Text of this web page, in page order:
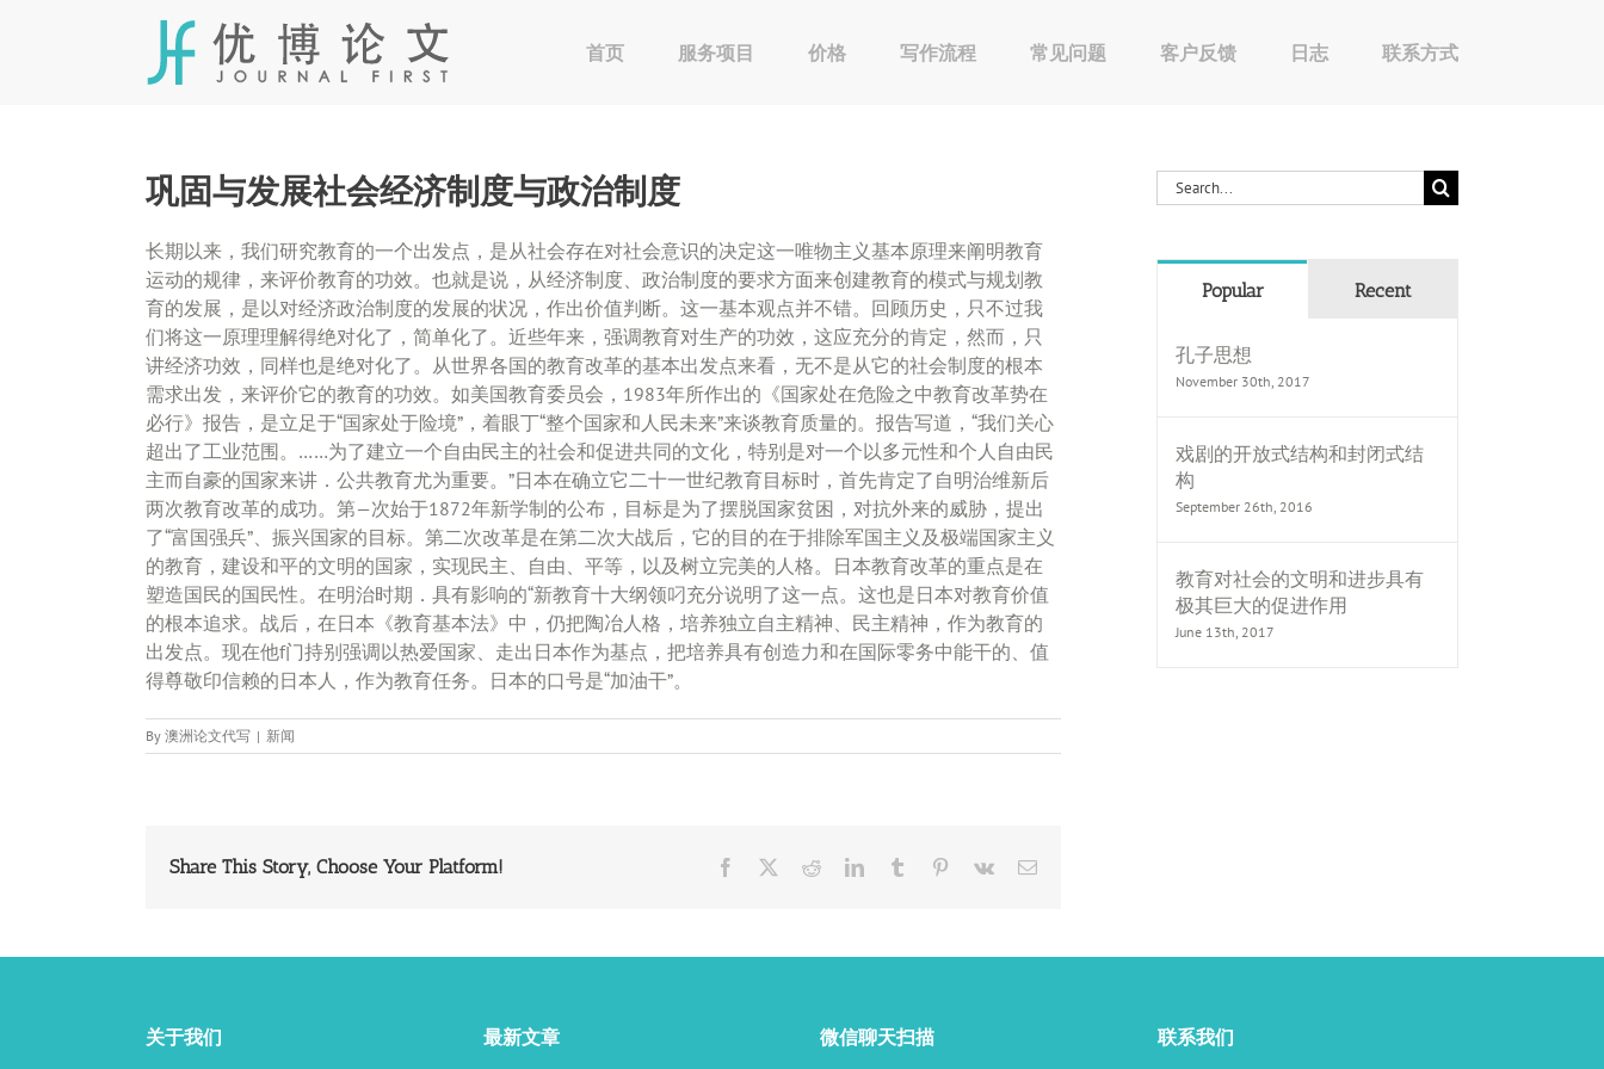
首页 服务项目 价格 写作流程 常见问题 客户反馈 日志 联系方式
巩固与发展社会经济制度与政治制度
长期以来，我们研究教育的一个出发点，是从社会存在对社会意识的决定这一唯物主义基本原理来阐明教育
运动的规律，来评价教育的功效。也就是说，从经济制度、政治制度的要求方面来创建教育的模式与规划教
育的发展，是以对经济政治制度的发展的状况，作出价值判断。这一基本观点并不错。回顾历史，只不过我
们将这一原理理解得绝对化了，简单化了。近些年来，强调教育对生产的功效，这应充分的肯定，然而，只
讲经济功效，同样也是绝对化了。从世界各国的教育改革的基本出发点来看，无不是从它的社会制度的根本
需求出发，来评价它的教育的功效。如美国教育委员会，1983年所作出的《国家处在危险之中教育改革势在
必行》报告，是立足于“国家处于险境”，着眼丁“整个国家和人民未来”来谈教育质量的。报告写道，“我们关心
超出了工业范围。……为了建立一个自由民主的社会和促进共同的文化，特别是对一个以多元性和个人自由民
主而自豪的国家来讲．公共教育尤为重要。”日本在确立它二十一世纪教育目标时，首先肯定了自明治维新后
两次教育改革的成功。第—次始于1872年新学制的公布，目标是为了摆脱国家贫困，对抗外来的威胁，提出
了“富国强兵”、振兴国家的目标。第二次改革是在第二次大战后，它的目的在于排除军国主义及极端国家主义
的教育，建设和平的文明的国家，实现民主、自由、平等，以及树立完美的人格。日本教育改革的重点是在
塑造国民的国民性。在明治时期．具有影响的“新教育十大纲领叼充分说明了这一点。这也是日本对教育价值
的根本追求。战后，在日本《教育基本法》中，仍把陶冶人格，培养独立自主精神、民主精神，作为教育的
出发点。现在他f门持别强调以热爱国家、走出日本作为基点，把培养具有创造力和在国际零务中能干的、值
得尊敬印信赖的日本人，作为教育任务。日本的口号是“加油干”。
By 澳洲论文代写 | 新闻
Share This Story, Choose Your Platform! Facebook RedditLinkedInTumblr Pinterest
Vk Email
Search
for:
Popular Recent
孔子思想
November 30th, 2017
戏剧的开放式结构和封闭式结
构
September 26th, 2016
教育对社会的文明和进步具有
极其巨大的促进作用
June 13th, 2017
关于我们 最新文章 微信聊天扫描 联系我们